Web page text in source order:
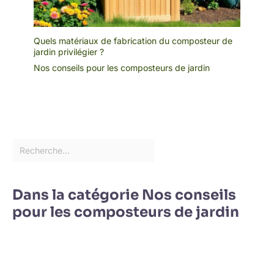
Quels matériaux de fabrication du composteur de
jardin privilégier ?
Nos conseils pour les composteurs de jardin
Dans la catégorie Nos conseils
pour les composteurs de jardin